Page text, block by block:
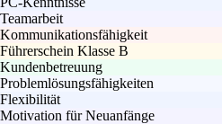
Teamarbeit
Kommunikationsfähigkeit
Führerschein Klasse B
Kundenbetreuung
Problemlösungsfähigkeiten
Flexibilität
Motivation für Neuanfänge